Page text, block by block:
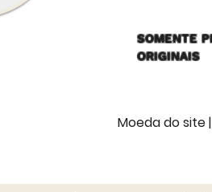
SOMENTE
ORIGINAIS
Moeda do site |